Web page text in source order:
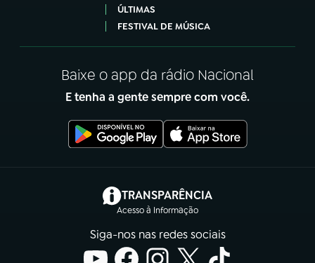
ÚLTIMAS
FESTIVAL DE MÚSICA
Baixe o app da rádio Nacional
E tenha a gente sempre com você.
TRANSPARÊNCIA
Acesso à Informação
(abre em nova aba)
Siga-nos nas redes sociais